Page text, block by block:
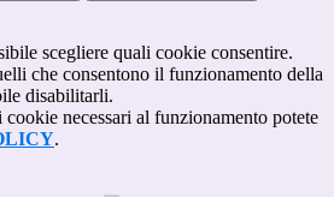
scegliere quali cookie consentire.
che consentono il funzionamento della
disabilitarli.
necessari al funzionamento potete
.